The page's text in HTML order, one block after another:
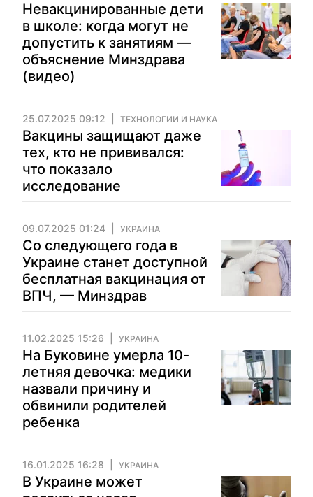
Невакцинированные дети
в школе: когда могут не
допустить к занятиям —
объяснение Минздрава
(видео)
25.07.2025 09:12 ТЕХНОЛОГИИ И НАУКА
Вакцины защищают даже
тех, кто не прививался:
что показало
исследование
09.07.2025 01:24 УКРАИНА
Со следующего года в
Украине станет доступной
бесплатная вакцинация от
ВПЧ, — Минздрав
11.02.2025 15:26 УКРАИНА
На Буковине умерла 10-
летняя девочка: медики
назвали причину и
обвинили родителей
ребенка
16.01.2025 16:28 УКРАИНА
В Украине может